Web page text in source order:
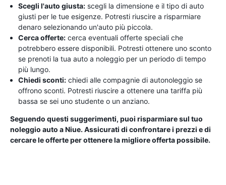
Scegli l'auto giusta: scegli la dimensione e il tipo di auto
giusti per le tue esigenze. Potresti riuscire a risparmiare
denaro selezionando un'auto più piccola.
Cerca offerte: cerca eventuali offerte speciali che
potrebbero essere disponibili. Potresti ottenere uno sconto
se prenoti la tua auto a noleggio per un periodo di tempo
più lungo.
Chiedi sconti: chiedi alle compagnie di autonoleggio se
offrono sconti. Potresti riuscire a ottenere una tariffa più
bassa se sei uno studente o un anziano.
Seguendo questi suggerimenti, puoi risparmiare sul tuo
noleggio auto a Niue. Assicurati di confrontare i prezzi e di
cercare le offerte per ottenere la migliore offerta possibile.